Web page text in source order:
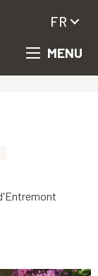
MENU
FR